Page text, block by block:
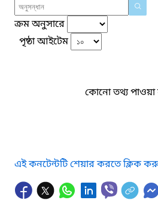
ক্রম অনুসারে
পৃষ্ঠা আইটেম
কোনো তথ্য পাওয়া
এই কনটেন্টটি শেয়ার করতে ক্লিক